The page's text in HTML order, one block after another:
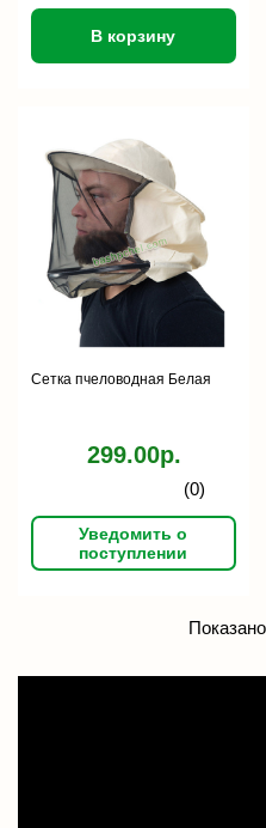
В корзину
Сетка пчеловодная Белая
299.00р.
(0)
Уведомить о
поступлении